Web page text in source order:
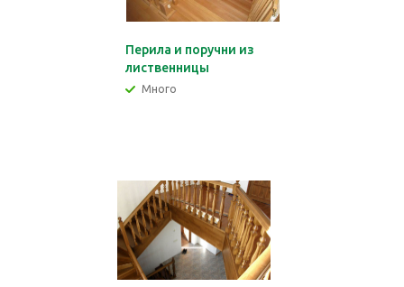
Перила и поручни из
лиственницы
Много